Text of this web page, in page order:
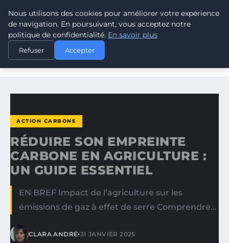
CLIMATE RESPONSE BLOG
ACCUEIL
ACTION CARBONE
RÉDUIRE SON EMPREINTE CARBONE EN AGRICULTURE :
ACTION CARBONE
RÉDUIRE SON EMPREINTE
CARBONE EN AGRICULTURE :
UN GUIDE ESSENTIEL
EN BREF Impact de l’agriculture sur les
émissions de gaz à effet de serre Comprendre…
CLARA ANDRÉ•31 JANVIER 2025
Nous utilisons des cookies pour améliorer votre expérience
de navigation. En poursuivant, vous acceptez notre
politique de confidentialité. En savoir plus
Refuser Accepter